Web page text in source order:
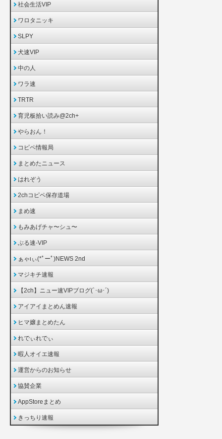
社会生活VIP
ワロタニッキ
SLPY
犬速VIP
中の人
ワラ速
TRTR
育児板拾い読み@2ch+
やらおん！
コピペ情報局
まとめたニュース
はれぞう
2chコピペ保存道場
まめ速
もみあげチャ〜シュ〜
ぶる速-VIP
ぁゃιぃ(*ﾟーﾟ)NEWS 2nd
マジキチ速報
【2ch】ニュー速VIPブログ(`･ω･´)
アイアイまとめん速報
ヒマ嬢まとめたん
れでぃれでぃ
暇人オイエ速報
運営からのお知らせ
協賛企業
AppStoreまとめ
きっちり速報